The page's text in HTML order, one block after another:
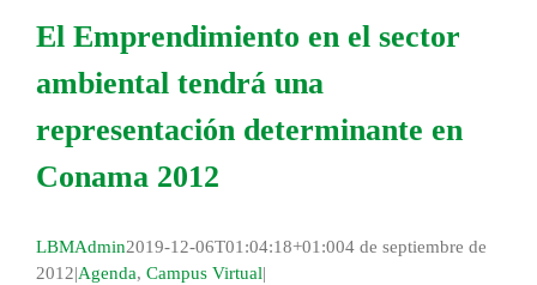
El Emprendimiento en el sector
ambiental tendrá una
representación determinante en
Conama 2012
LBMAdmin2019-12-06T01:04:18+01:004 de septiembre de
2012|Agenda, Campus Virtual|